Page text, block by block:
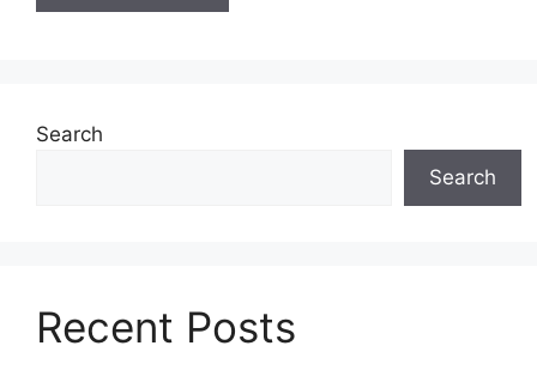
Search
Search
Recent Posts